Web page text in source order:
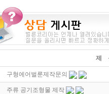
제
구형에어벌룬제작문의
주류 공기조형물 제작